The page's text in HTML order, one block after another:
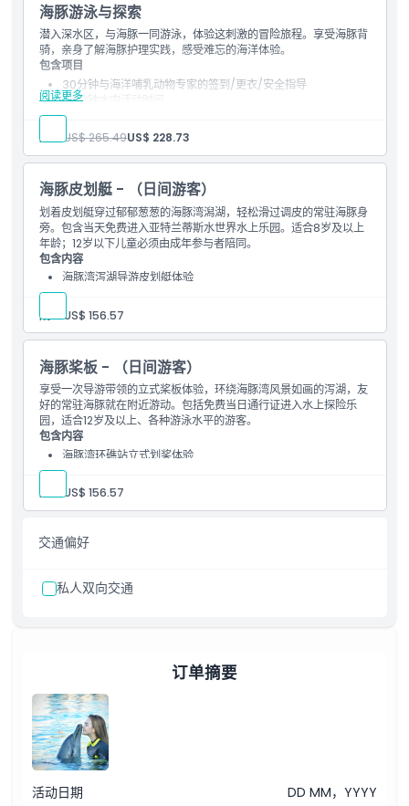
当日享受失落密室水族馆（The Lost Chambers
Aquarium）门票优惠
海豚游泳与探索
潜入深水区，与海豚一同游泳，体验这刺激的冒险旅程。享受海豚背
骑，亲身了解海豚护理实践，感受难忘的海洋体验。
阅读更多
包含项目
30分钟与海洋哺乳动物专家的签到/更衣/安全指导
30分钟水中活动时间
提供且必须穿着潜水服，救生衣为可选
体验期间可使用更衣室和淋浴
体验期间提供毛巾和储物柜
体验结束后免费赠送果汁
免费当日通行许可证进入水族探险乐园
当日水族迷宫水族馆享受折扣门票
须知事项
每组最多8名参与者。
成人: US$ 265.49US$ 228.73
海豚皮划艇 - （日间游客）
划着皮划艇穿过郁郁葱葱的海豚湾潟湖，轻松滑过调皮的常驻海豚身
旁。包含当天免费进入亚特兰蒂斯水世界水上乐园。适合8岁及以上
年龄；12岁以下儿童必须由成年参与者陪同。
包含内容
海豚湾泻湖导游皮划艇体验
与常驻海豚并肩划皮划艇
免费同日进入水上乐园
进入私人海滩
成人:US$ 156.57
海豚桨板 - （日间游客）
享受一次导游带领的立式桨板体验，环绕海豚湾风景如画的泻湖，友
好的常驻海豚就在附近游动。包括免费当日通行证进入水上探险乐
园，适合12岁及以上、各种游泳水平的游客。
包含内容
海豚湾环礁站立式划桨体验
与常驻海豚互动
免费同日进入水之乐水上乐园
进入私人海滩
成人: US$ 156.57
交通偏好
私人双向交通
订单摘要
活动日期
DD MM，YYYY